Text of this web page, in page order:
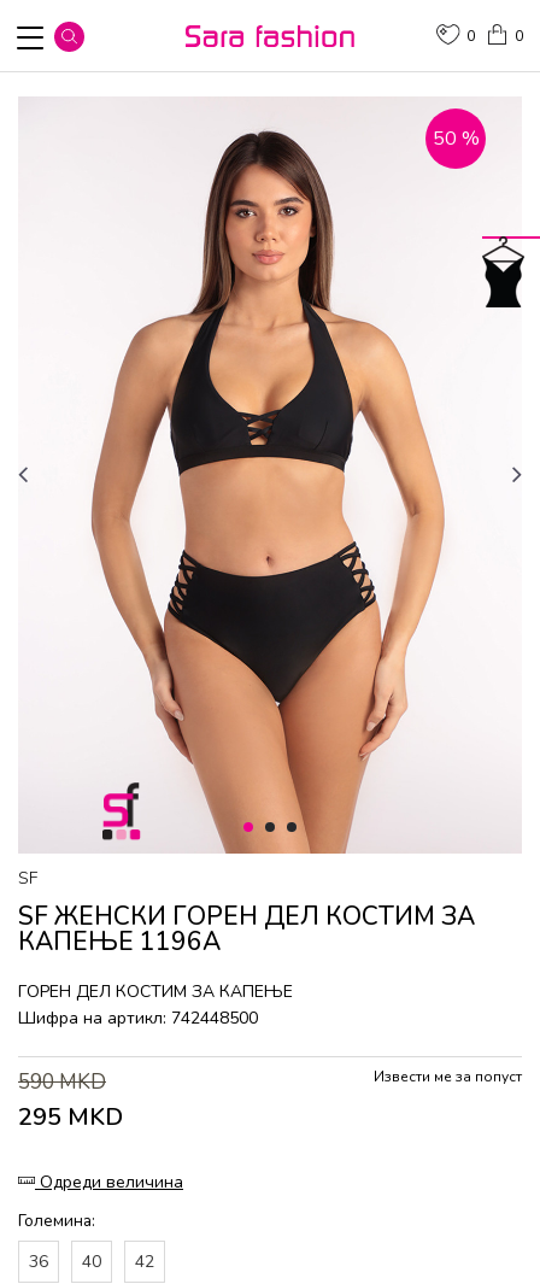
0
0
1 2 3
50 %
SF
SF ЖЕНСКИ ГОРEН ДЕЛ КОСТИМ ЗА
КАПЕЊЕ 1196A
ГОРEН ДЕЛ КОСТИМ ЗА КАПЕЊЕ
Шифра на артикл: 742448500
590MKD
295 MKD
Извести ме за попуст
Одреди величина
Големина:
36
40 42